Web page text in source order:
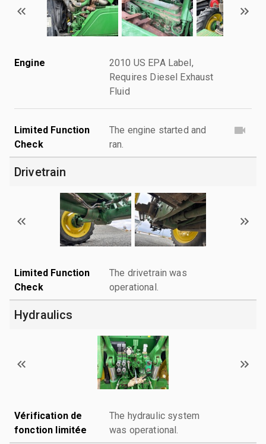
Engine
2010 US EPA Label,
Requires Diesel Exhaust
Fluid
Limited Function
Check
The engine started and
ran.
Drivetrain
Limited Function
Check
The drivetrain was
operational.
Hydraulics
Vérification de
fonction limitée
The hydraulic system
was operational.